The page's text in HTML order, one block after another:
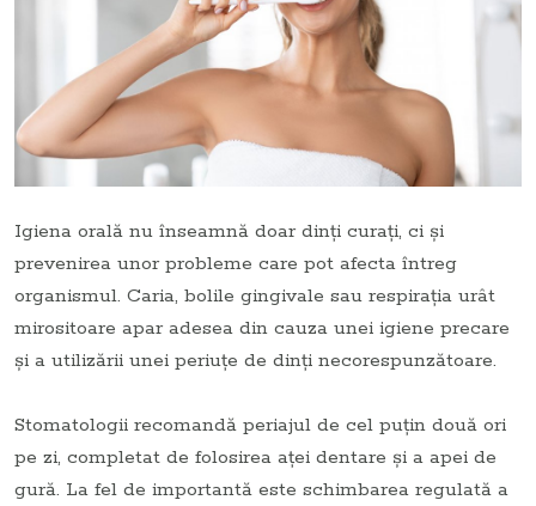
Igiena orală nu înseamnă doar dinți curați, ci și
prevenirea unor probleme care pot afecta întreg
organismul. Caria, bolile gingivale sau respirația urât
mirositoare apar adesea din cauza unei igiene precare
și a utilizării unei periuțe de dinți necorespunzătoare.
Stomatologii recomandă periajul de cel puțin două ori
pe zi, completat de folosirea aței dentare și a apei de
gură. La fel de importantă este schimbarea regulată a